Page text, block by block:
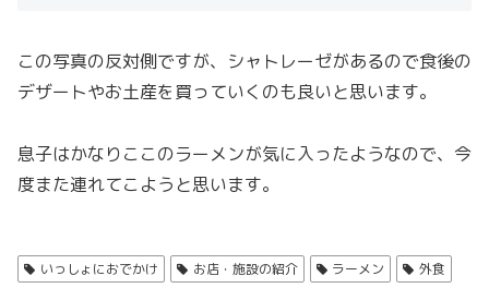
この写真の反対側ですが、シャトレーゼがあるので食後の
デザートやお土産を買っていくのも良いと思います。
息子はかなりここのラーメンが気に入ったようなので、今
度また連れてこようと思います。
いっしょにおでかけ お店・施設の紹介 ラーメン 外食